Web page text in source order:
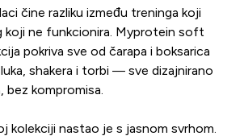
čine razliku između treninga koji
koji ne funkcionira. Myprotein soft
pokriva sve od čarapa i boksarica
shakera i torbi — sve dizajnirano
kompromisa.
kolekciji nastao je s jasnom svrhom.